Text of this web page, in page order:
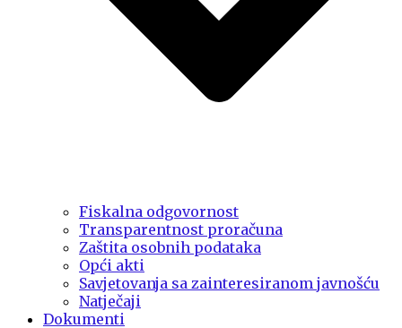
Fiskalna odgovornost
Transparentnost proračuna
Zaštita osobnih podataka
Opći akti
Savjetovanja sa zainteresiranom javnošću
Natječaji
Dokumenti